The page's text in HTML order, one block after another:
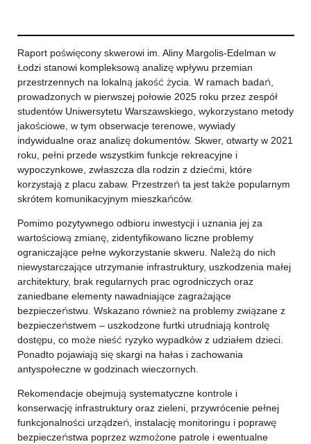
Raport poświęcony skwerowi im. Aliny Margolis-Edelman w
Łodzi stanowi kompleksową analizę wpływu przemian
przestrzennych na lokalną jakość życia. W ramach badań,
prowadzonych w pierwszej połowie 2025 roku przez zespół
studentów Uniwersytetu Warszawskiego, wykorzystano metody
jakościowe, w tym obserwacje terenowe, wywiady
indywidualne oraz analizę dokumentów. Skwer, otwarty w 2021
roku, pełni przede wszystkim funkcje rekreacyjne i
wypoczynkowe, zwłaszcza dla rodzin z dziećmi, które
korzystają z placu zabaw. Przestrzeń ta jest także popularnym
skrótem komunikacyjnym mieszkańców.
Pomimo pozytywnego odbioru inwestycji i uznania jej za
wartościową zmianę, zidentyfikowano liczne problemy
ograniczające pełne wykorzystanie skweru. Należą do nich
niewystarczające utrzymanie infrastruktury, uszkodzenia małej
architektury, brak regularnych prac ogrodniczych oraz
zaniedbane elementy nawadniające zagrażające
bezpieczeństwu. Wskazano również na problemy związane z
bezpieczeństwem – uszkodzone furtki utrudniają kontrolę
dostępu, co może nieść ryzyko wypadków z udziałem dzieci.
Ponadto pojawiają się skargi na hałas i zachowania
antyspołeczne w godzinach wieczornych.
Rekomendacje obejmują systematyczne kontrole i
konserwację infrastruktury oraz zieleni, przywrócenie pełnej
funkcjonalności urządzeń, instalację monitoringu i poprawę
bezpieczeństwa poprzez wzmożone patrole i ewentualne